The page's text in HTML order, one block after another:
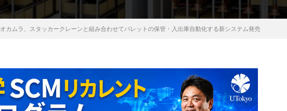
オカムラ、スタッカークレーンと組み合わせてパレットの保管・入出庫自動化する新システム発売